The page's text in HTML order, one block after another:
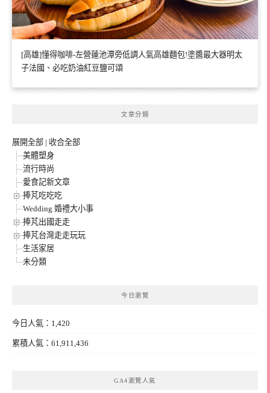
[高雄]懂得咖啡-左營蓮池潭旁低調人氣高雄麵包!塗醬最大器明太
子法國、必吃奶油紅豆鹽可頌
文章分類
展開全部 | 收合全部
美體塑身
流行時尚
愛食記新文章
捧芃吃吃吃
Wedding 婚禮大小事
捧芃出國走走
捧芃台灣走走玩玩
生活家居
未分類
今日瀏覽
今日人氣：1,420
累積人氣：61,911,436
GA4瀏覽人氣